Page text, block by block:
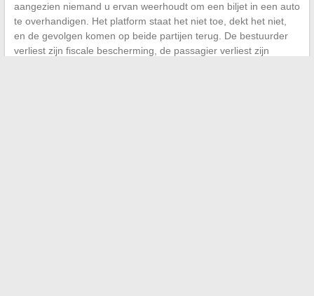
aangezien niemand u ervan weerhoudt om een biljet in een auto
te overhandigen. Het platform staat het niet toe, dekt het niet,
en de gevolgen komen op beide partijen terug. De bestuurder
verliest zijn fiscale bescherming, de passagier verliest zijn